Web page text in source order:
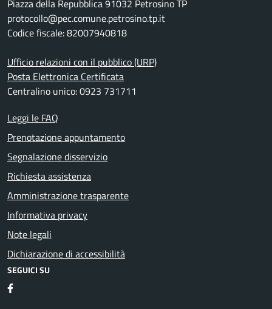
Piazza della Repubblica 91032 Petrosino TP
protocollo@pec.comune.petrosino.tp.it
Codice fiscale: 82007940818
Ufficio relazioni con il pubblico (URP)
Posta Elettronica Certificata
Centralino unico: 0923 731711
Leggi le FAQ
Prenotazione appuntamento
Segnalazione disservizio
Richiesta assistenza
Amministrazione trasparente
Informativa privacy
Note legali
Dichiarazione di accessibilità
SEGUICI SU
Facebook